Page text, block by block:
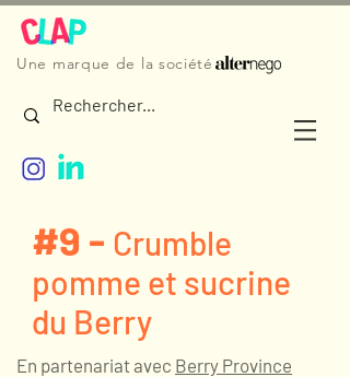
Une marque de la société
#9 - Crumble
pomme et sucrine
du Berry
En partenariat avec Berry Province